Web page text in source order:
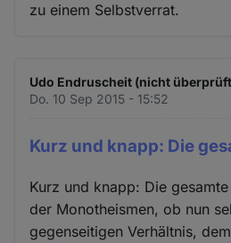
zu einem Selbstverrat.
Udo Endruscheit (nicht
Do. 10 Sep 2015 - 15:52
Kurz und knapp: Die
Kurz und knapp: Die
der Monotheismen, ob nun
gegenseitigen Verhältnis,